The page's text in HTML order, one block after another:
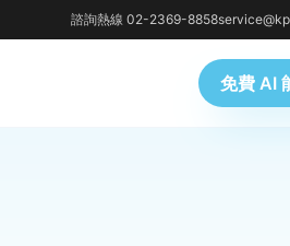
諮詢熱線 02-2369-8858
免費 AI